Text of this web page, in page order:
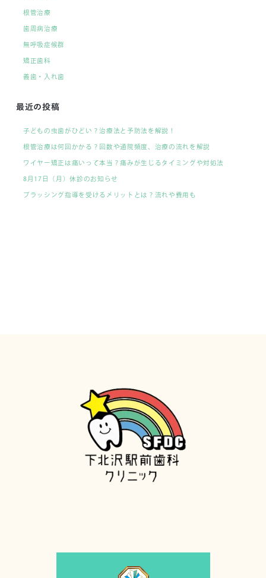
根管治療
歯周病治療
無呼吸症候群
矯正歯科
義歯・入れ歯
最近の投稿
子どもの虫歯がひどい？治療法と予防法を解説！
根管治療は何回かかる？回数や通院頻度、治療の流れを解説
ワイヤー矯正は痛いって本当？痛みが生じるタイミングや対処法
8月17日（月）休診のお知らせ
ブラッシング指導を受けるメリットとは？流れや費用も